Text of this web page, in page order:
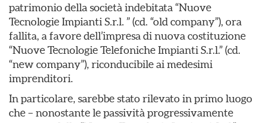
patrimonio della società indebitata “Nuove
Tecnologie Impianti S.r.l. ” (cd. “old company”), ora
fallita, a favore dell’impresa di nuova costituzione
“Nuove Tecnologie Telefoniche Impianti S.r.l.” (cd.
“new company”), riconducibile ai medesimi
imprenditori.
In particolare, sarebbe stato rilevato in primo luogo
che – nonostante le passività progressivamente